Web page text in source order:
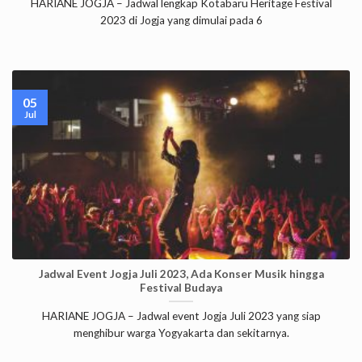
HARIANE JOGJA – Jadwal lengkap Kotabaru Heritage Festival
2023 di Jogja yang dimulai pada 6
Jadwal Event Jogja Juli 2023, Ada Konser Musik hingga
Festival Budaya
HARIANE JOGJA – Jadwal event Jogja Juli 2023 yang siap
menghibur warga Yogyakarta dan sekitarnya.
05
Jul